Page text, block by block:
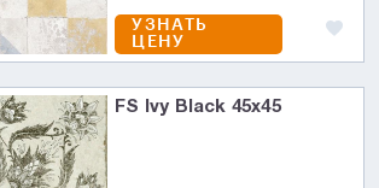
УЗНАТЬ
ЦЕНУ
FS Ivy Black 45х45